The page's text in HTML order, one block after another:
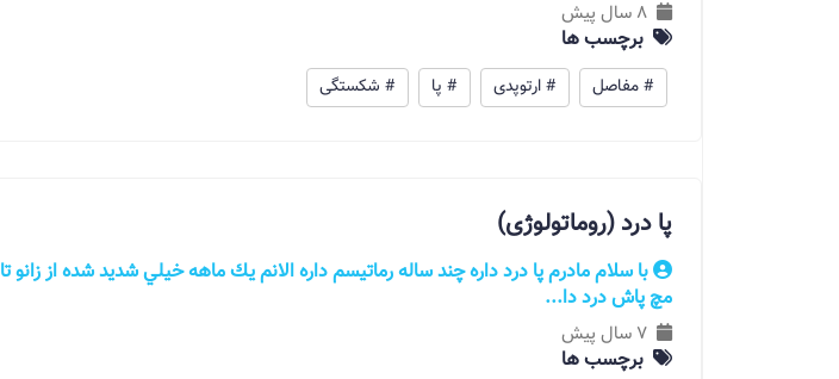
8 سال پیش
برچسب ها
# مفاصل # ارتوپدی # پا # شکستگی
پا درد (روماتولوژی)
با سلام مادرم پا درد داره چند ساله رماتيسم داره الانم يك ماهه خيلي شديد شده از زانو تا
مچ پاش درد دا...
7 سال پیش
برچسب ها